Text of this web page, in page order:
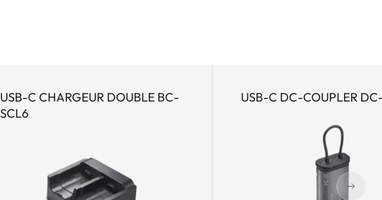
USB-C CHARGEUR DOUBLE BC-
SCL6
USB-C DC-COUPLER